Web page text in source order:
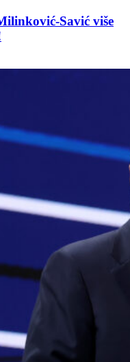
Savić više